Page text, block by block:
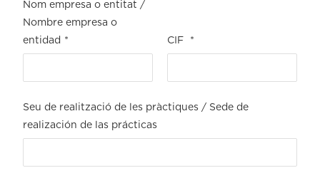
Nom empresa o entitat /
Nombre empresa o
entidad * CIF *
Seu de realització de les pràctiques / Sede de
realización de las prácticas